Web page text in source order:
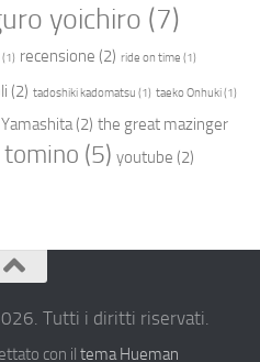
yoichiro (7)
(1) recensione (2) ride on time (1)
(2) tadoshiki kadomatsu (1) taeko Onhuki(1)
(2) the great mazinger
(5) youtube (2)
Tutti i diritti riservati.
con iltema Hueman